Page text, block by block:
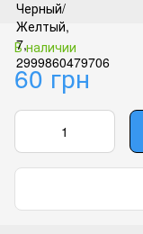
В наличии
60 грн